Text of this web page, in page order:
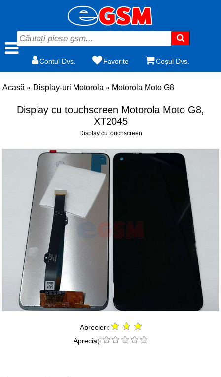
Contul Dvs. Favorite Coșul Dvs.
Acasă Display-uri Motorola Motorola Moto G8
Display cu touchscreen Motorola Moto G8,
XT2045
Display cu touchscreen
Aprecieri:
Apreciaţi